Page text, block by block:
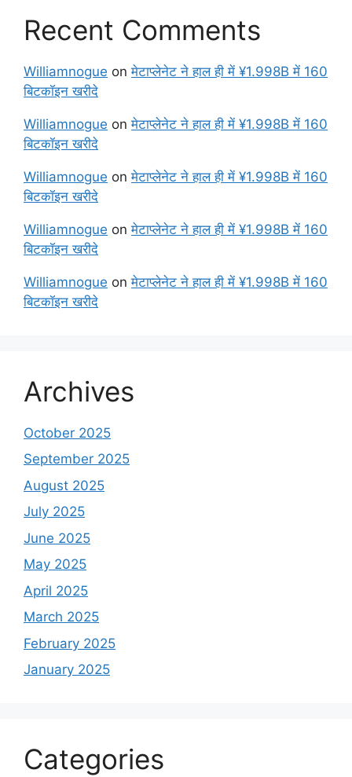
Recent Comments
Williamnogue onमेटाप्लेनेट ने हाल ही में ¥1.998B में 160
बिटकॉइन खरीदे
Williamnogue onमेटाप्लेनेट ने हाल ही में ¥1.998B में 160
बिटकॉइन खरीदे
Williamnogue onमेटाप्लेनेट ने हाल ही में ¥1.998B में 160
बिटकॉइन खरीदे
Williamnogue onमेटाप्लेनेट ने हाल ही में ¥1.998B में 160
बिटकॉइन खरीदे
Williamnogue onमेटाप्लेनेट ने हाल ही में ¥1.998B में 160
बिटकॉइन खरीदे
Archives
October 2025
September 2025
August 2025
July 2025
June 2025
May 2025
April 2025
March 2025
February 2025
January 2025
Categories